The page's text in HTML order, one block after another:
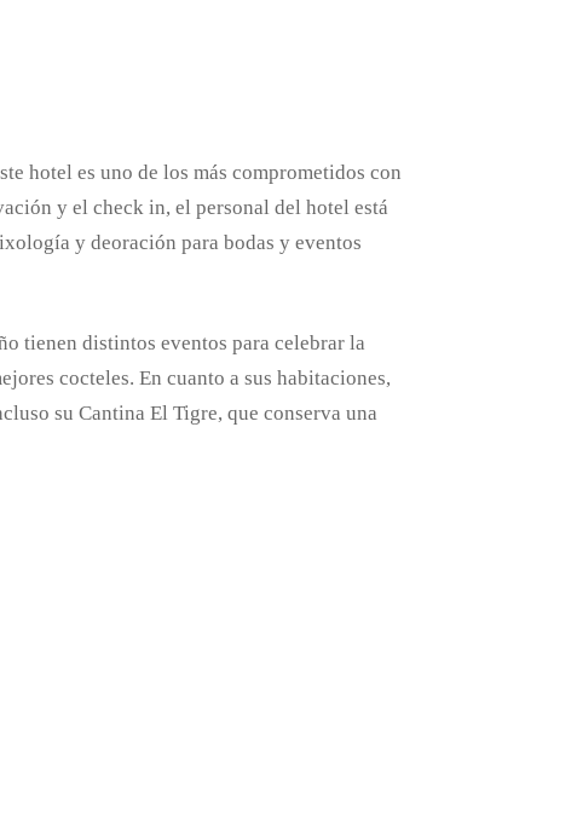
hotel es uno de los más comprometidos con
y el check in, el personal del hotel está
y deoración para bodas y eventos
tienen distintos eventos para celebrar la
cocteles. En cuanto a sus habitaciones,
su Cantina El Tigre, que conserva una